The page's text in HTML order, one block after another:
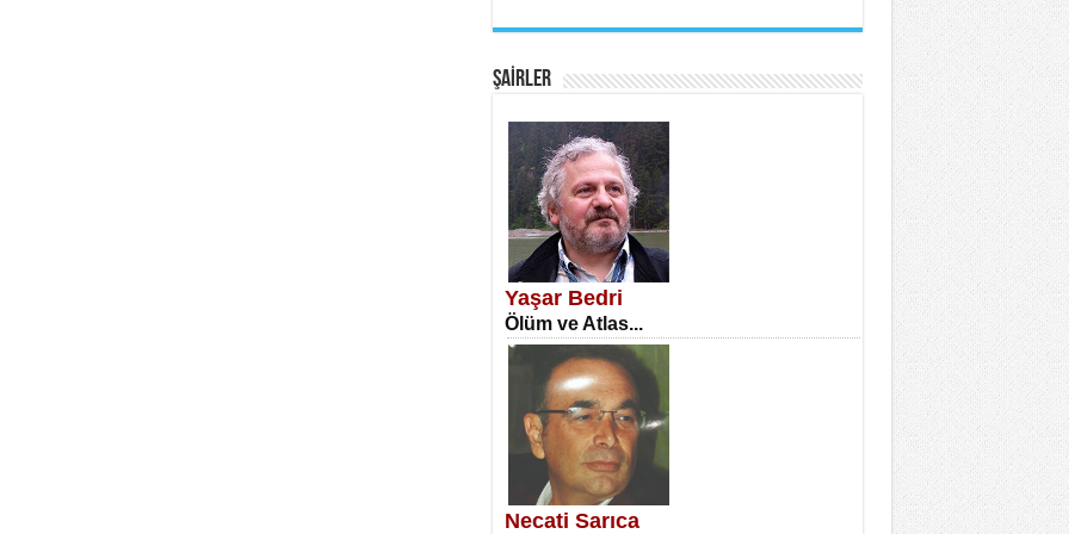
SATILMIŞ ÜMİT ÇETİNKAYA
Erkenlik...
NECLA DİLEK ARSLAN
Öğretmenler Günü Mahkemesi...
ŞAİRLER
Yaşar Bedri
Ölüm ve Atlas...
Necati Sarıca